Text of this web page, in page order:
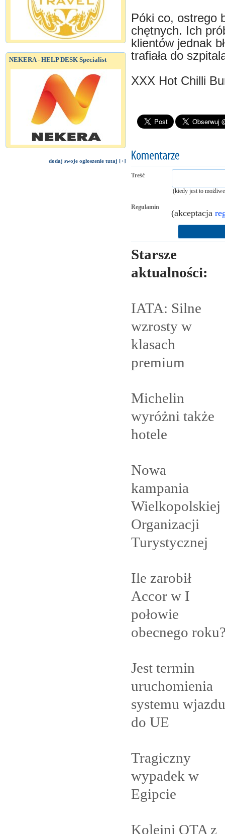
NEKERA - HELP DESK Specialist
dodaj swoje ogłoszenie tutaj [+]
Póki co, ostrego
chętnych. Ich
klientów jednak
trafiała do
XXX Hot Chilli
Treść
(kiedy jest to
Regulamin
(akceptacja
Starsze
aktualności:
IATA: Silne
wzrosty w
klasach
premium
Michelin
wyróżni także
hotele
Nowa
kampania
Wielkopolskiej
Organizacji
Turystycznej
Ile zarobił
Accor w I
połowie
obecnego
Jest termin
uruchomienia
systemu wjazdu
do UE
Tragiczny
wypadek w
Egipcie
Kolejni OTA z